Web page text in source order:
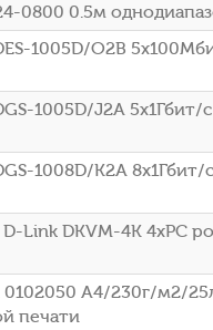
0800 0.5м
1005D/O2B
1005D/J2A 5x1Гбит/с
1008D/K2A 8x1Гбит/с
Link DKVM-4K 4xPC
A4/230г/м2/
печати